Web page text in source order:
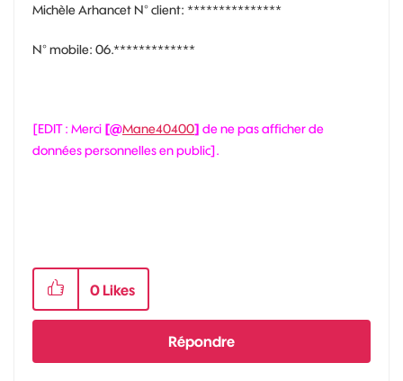
Michèle Arhancet N° client: ***************
N° mobile: 06.*************
[EDIT : Merci [@Mane40400] de ne pas afficher de
données personnelles en public].
0 Likes
Répondre